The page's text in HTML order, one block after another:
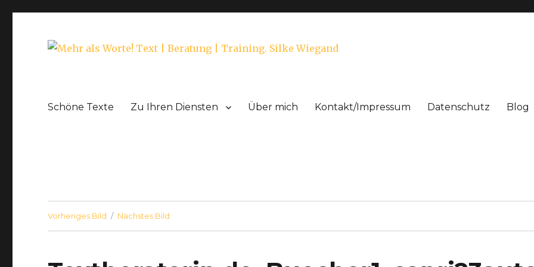
Schöne Texte Zu Ihren Diensten Über mich Kontakt/Impressum Datenschutz Blog
Vorheriges Bild Nächstes Bild